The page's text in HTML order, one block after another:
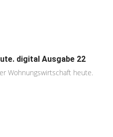
digital Ausgabe 22
Wohnungswirtschaft heute.